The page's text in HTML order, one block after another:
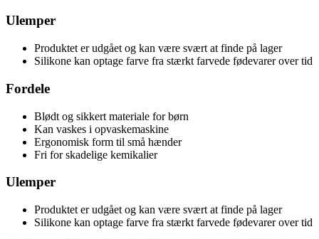
Ulemper
Produktet er udgået og kan være svært at finde på lager
Silikone kan optage farve fra stærkt farvede fødevarer over tid
Fordele
Blødt og sikkert materiale for børn
Kan vaskes i opvaskemaskine
Ergonomisk form til små hænder
Fri for skadelige kemikalier
Ulemper
Produktet er udgået og kan være svært at finde på lager
Silikone kan optage farve fra stærkt farvede fødevarer over tid